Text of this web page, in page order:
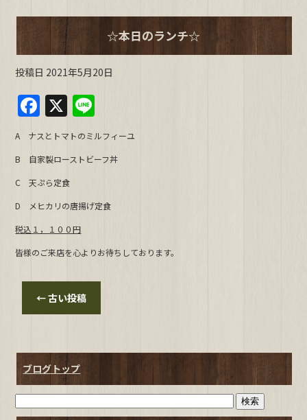
☆本日のランチ☆
投稿日 2021年5月20日
F
a
c
e
b
o
o
k
X
n
e
A ナスとトマトのミルフィーユ
B 自家製ローストビーフ丼
C 天ぷら定食
D メヒカリの唐揚げ定食
税込１，１００円
皆様のご来店を心よりお待ちしております。
←古い投稿
ブログトップ